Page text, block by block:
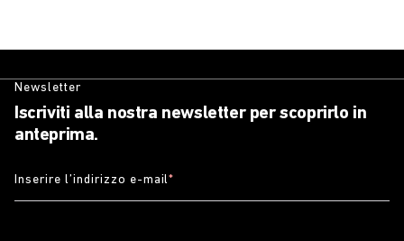
Newsletter
Iscriviti alla nostra newsletter per scoprirlo in
anteprima.
Inserire l’indirizzo e-mail*